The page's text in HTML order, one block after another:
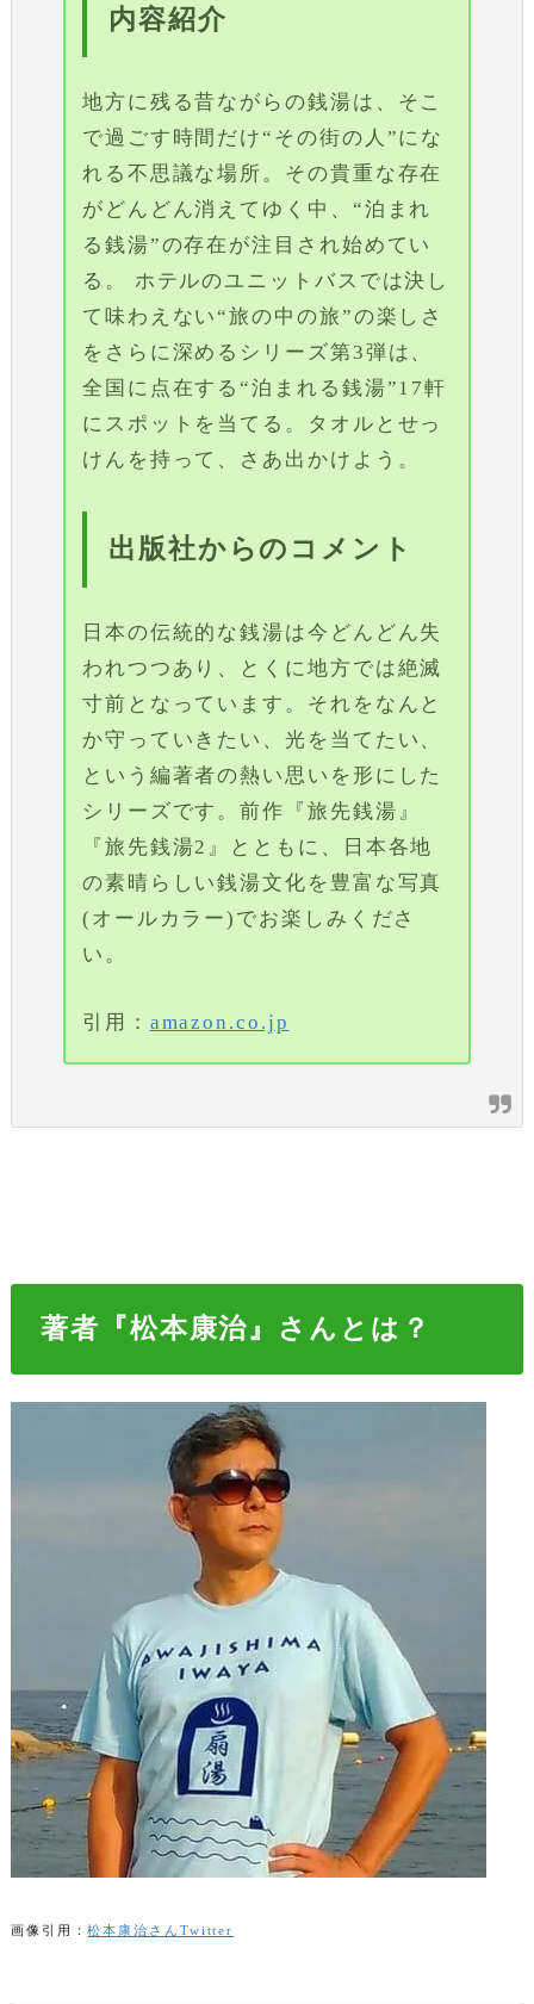
内容紹介
地方に残る昔ながらの銭湯は、そこ
で過ごす時間だけ“その街の人”にな
れる不思議な場所。その貴重な存在
がどんどん消えてゆく中、“泊まれ
る銭湯”の存在が注目され始めてい
る。 ホテルのユニットバスでは決し
て味わえない“旅の中の旅”の楽しさ
をさらに深めるシリーズ第3弾は、
全国に点在する“泊まれる銭湯”17軒
にスポットを当てる。タオルとせっ
けんを持って、さあ出かけよう。
出版社からのコメント
日本の伝統的な銭湯は今どんどん失
われつつあり、とくに地方では絶滅
寸前となっています。それをなんと
か守っていきたい、光を当てたい、
という編著者の熱い思いを形にした
シリーズです。前作『旅先銭湯』
『旅先銭湯2』とともに、日本各地
の素晴らしい銭湯文化を豊富な写真
(オールカラー)でお楽しみくださ
い。
引用： amazon.co.jp
著者『松本康治』さんとは？
画像引用：松本康治さんTwitter